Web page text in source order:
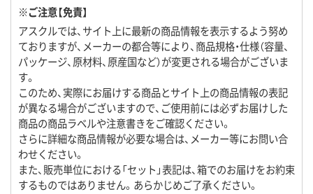
※ご注意【免責】
アスクルでは、サイト上に最新の商品情報を表示するよう努め
ておりますが、メーカーの都合等により、商品規格・仕様（容量、
パッケージ、原材料、原産国など）が変更される場合がございま
す。
このため、実際にお届けする商品とサイト上の商品情報の表記
が異なる場合がございますので、ご使用前には必ずお届けした
商品の商品ラベルや注意書きをご確認ください。
さらに詳細な商品情報が必要な場合は、メーカー等にお問い合
わせください。
また、販売単位における「セット」表記は、箱でのお届けをお約束
するものではありません。あらかじめご了承ください。